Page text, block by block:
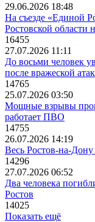
29.06.2026 18:48
На съезде «Единой
Ростовской
16455
27.07.2026 11:11
До восьми человек
после вражеской
14765
25.07.2026 03:50
Мощные взрывы
работает ПВО
14755
26.07.2026 14:19
Весь Ростов-на-
14296
27.07.2026 06:52
Два человека
Ростов
14025
Показать ещё